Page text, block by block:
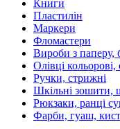
Книги
Пластилін
Маркери
Фломастери
Вироби з паперу,
Олівці кольорові,
Ручки, стрижні
Шкільні зошити,
Рюкзаки, ранці
Фарби, гуаш,